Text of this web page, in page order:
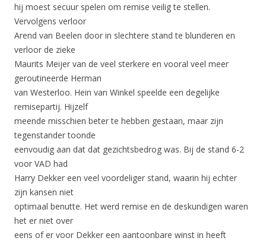
hij moest secuur spelen om remise veilig te stellen.
Vervolgens verloor
Arend van Beelen door in slechtere stand te blunderen en
verloor de zieke
Maurits Meijer van de veel sterkere en vooral veel meer
geroutineerde Herman
van Westerloo. Hein van Winkel speelde een degelijke
remisepartij. Hijzelf
meende misschien beter te hebben gestaan, maar zijn
tegenstander toonde
eenvoudig aan dat dat gezichtsbedrog was. Bij de stand 6-2
voor VAD had
Harry Dekker een veel voordeliger stand, waarin hij echter
zijn kansen niet
optimaal benutte. Het werd remise en de deskundigen waren
het er niet over
eens of er voor Dekker een aantoonbare winst in heeft